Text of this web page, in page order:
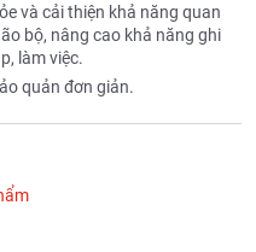
và cải thiện khả năng quan
bộ, nâng cao khả năng ghi
làm việc.
quản đơn giản.